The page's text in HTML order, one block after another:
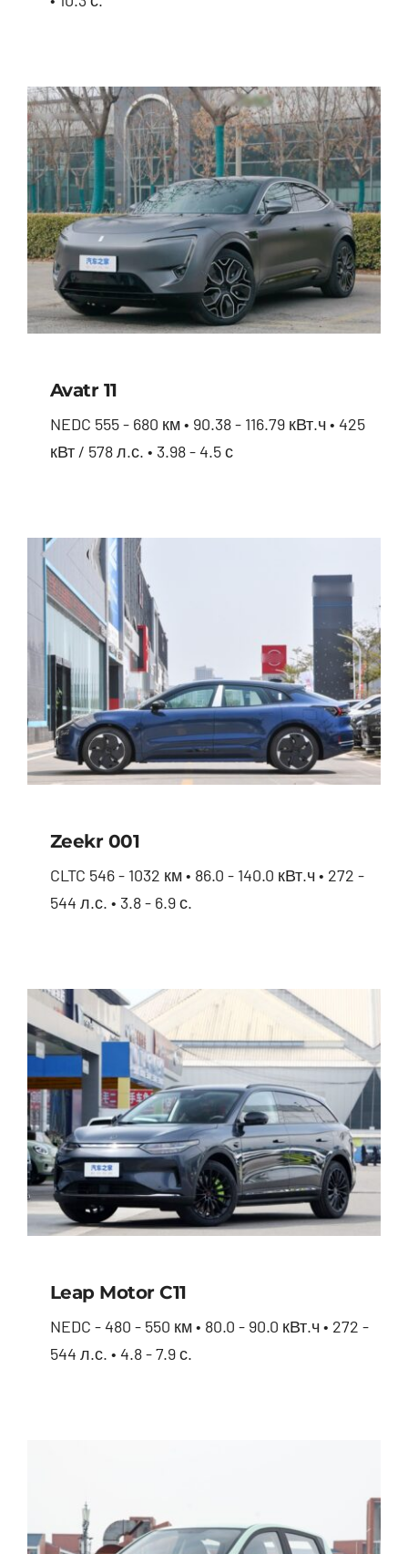
Avatr 11
NEDC 555 - 680 км • 90.38 - 116.79 кВт.ч • 425
кВт / 578 л.с. • 3.98 - 4.5 с
Zeekr 001
CLTC 546 - 1032 км • 86.0 - 140.0 кВт.ч • 272 -
544 л.с. • 3.8 - 6.9 с.
Leap Motor С11
NEDC - 480 - 550 км • 80.0 - 90.0 кВт.ч • 272 -
544 л.с. • 4.8 - 7.9 с.